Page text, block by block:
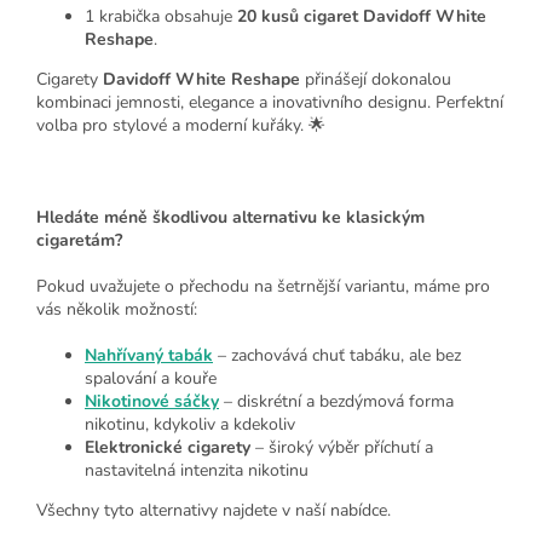
1 krabička obsahuje 20 kusů cigaret Davidoff White
Reshape.
Cigarety Davidoff White Reshape přinášejí dokonalou
kombinaci jemnosti, elegance a inovativního designu. Perfektní
volba pro stylové a moderní kuřáky. 🌟
Hledáte méně škodlivou alternativu ke klasickým
cigaretám?
Pokud uvažujete o přechodu na šetrnější variantu, máme pro
vás několik možností:
Nahřívaný tabák – zachovává chuť tabáku, ale bez
spalování a kouře
Nikotinové sáčky – diskrétní a bezdýmová forma
nikotinu, kdykoliv a kdekoliv
Elektronické cigarety – široký výběr příchutí a
nastavitelná intenzita nikotinu
Všechny tyto alternativy najdete v naší nabídce.